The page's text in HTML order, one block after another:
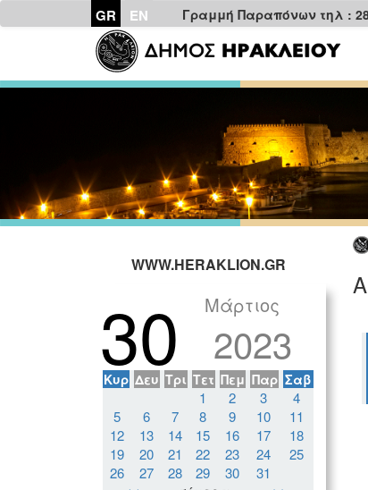
GR EN Γραμμή Παραπόνων τηλ :
WWW.HERAKLION.GR
30 Μάρτιος
2023
Κυρ Δευ Τρι Τετ Πεμ Παρ Σαβ
1 2 3
4
5
6 7 8 9 10
11
12
13 14 15 16 17
18
19
20 21 22 23 24
25
26
27 28 29 30
31